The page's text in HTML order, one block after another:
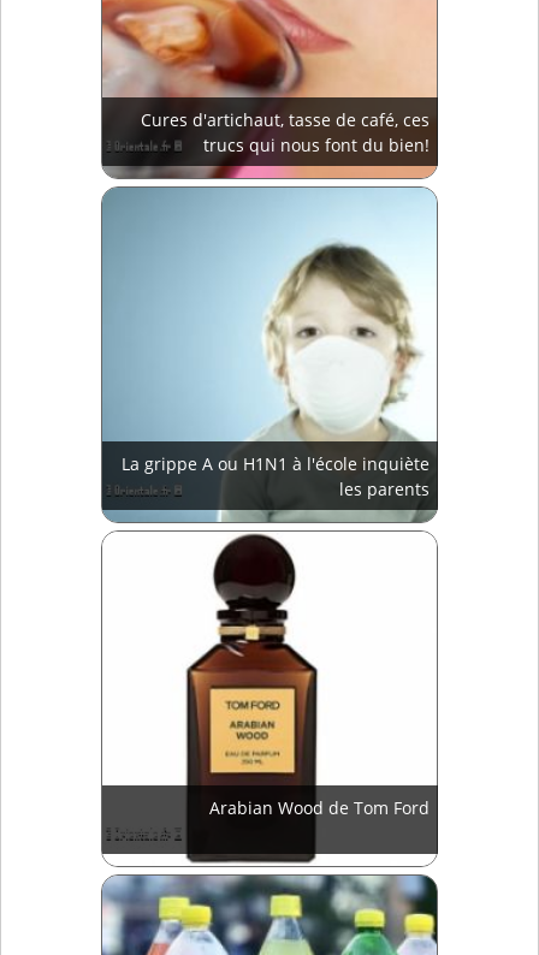
Cures d'artichaut, tasse de café, ces
trucs qui nous font du bien!
La grippe A ou H1N1 à l'école inquiète
les parents
Arabian Wood de Tom Ford